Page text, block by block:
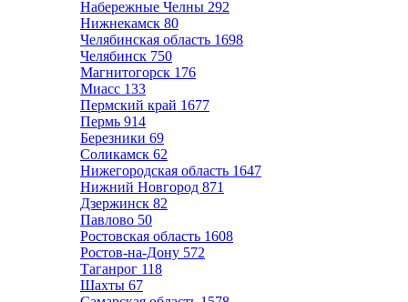
Набережные Челны 292
Нижнекамск 80
Челябинская область 1698
Челябинск 750
Магнитогорск 176
Миасс 133
Пермский край 1677
Пермь 914
Березники 69
Соликамск 62
Нижегородская область 1647
Нижний Новгород 871
Дзержинск 82
Павлово 50
Ростовская область 1608
Ростов-на-Дону 572
Таганрог 118
Шахты 67